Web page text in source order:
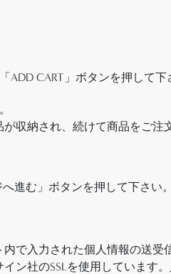
CART」ボタンを押して下
収納され、続けて商品をご注
進む」ボタンを押して下さい。
で入力された個人情報の送受
ン社のSSLを使用しています